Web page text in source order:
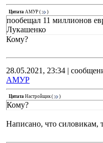
Цитата АМУР ( )
пообещал 11 миллионов
Лукашенко
Кому?
28.05.2021, 23:34 |
АМУР
Цитата Настройщик( )
Кому?
Написано, что силовикам,